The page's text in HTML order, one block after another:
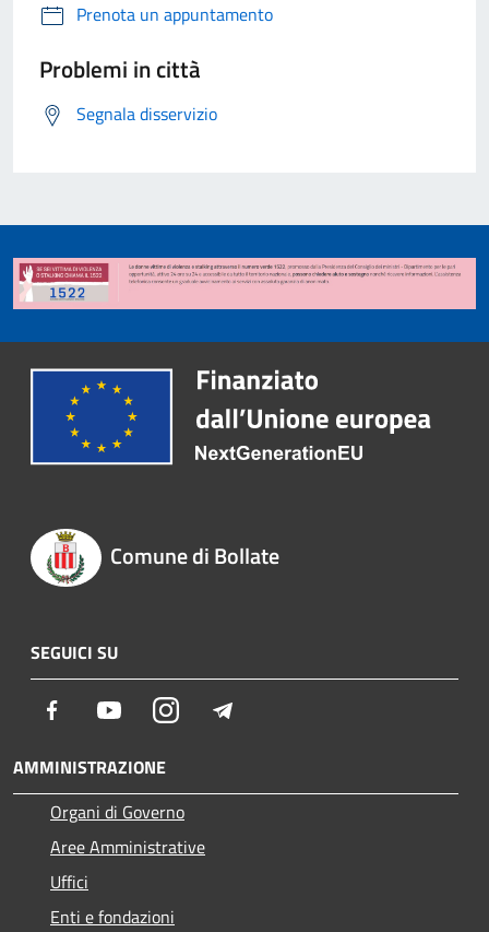
Prenota un appuntamento
Problemi in città
Segnala disservizio
Comune di Bollate
SEGUICI SU
Facebook YoutubeInstagram
AMMINISTRAZIONE
Organi di Governo
Aree Amministrative
Uffici
Enti e fondazioni